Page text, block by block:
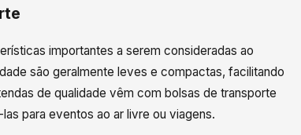
importantes a serem consideradas ao
são geralmente leves e compactas, facilitando
de qualidade vêm com bolsas de transporte
para eventos ao ar livre ou viagens.